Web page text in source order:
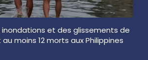
inondations et des glissements de
moins 12 morts aux Philippines